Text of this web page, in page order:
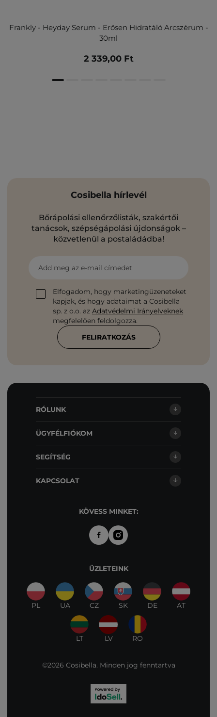
Frankly - Heyday Serum - Erősen Hidratáló Arcszérum -
30ml
2 339,00 Ft
Cosibella hírlevél
Bőrápolási ellenőrzőlisták, szakértői
tanácsok, szépségápolási újdonságok –
közvetlenül a postaládádba!
Add meg az e-mail címedet
Elfogadom, hogy marketingüzeneteket
kapjak, és hogy adataimat a Cosibella
sp. z o.o. az Adatvédelmi Irányelveknek
megfelelően feldolgozza.
FELIRATKOZÁS
RÓLUNK
ÜGYFÉLFIÓKOM
SEGÍTSÉG
KAPCSOLAT
KÖVESS MINKET:
ÜZLETEINK
PL UA CZ SK DE AT
LT LV RO
©2026 Cosibella. Minden jog fenntartva